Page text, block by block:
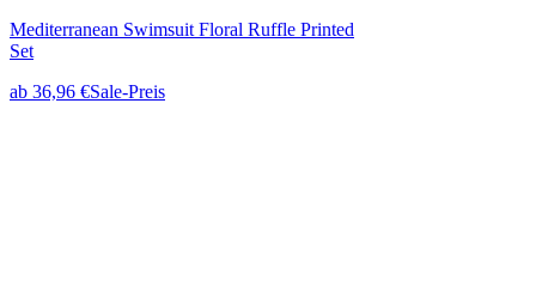
Mediterranean Swimsuit Floral Ruffle Printed
Set
ab 36,96 €Sale-Preis